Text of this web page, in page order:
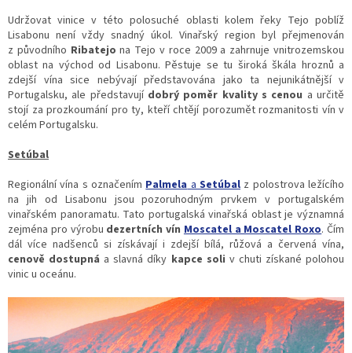
Udržovat vinice v této polosuché oblasti kolem řeky Tejo poblíž
Lisabonu není vždy snadný úkol. Vinařský region byl přejmenován
z původního Ribatejo na Tejo v roce 2009 a zahrnuje vnitrozemskou
oblast na východ od Lisabonu. Pěstuje se tu široká škála hroznů a
zdejší vína sice nebývají představována jako ta nejunikátnější v
Portugalsku, ale představují dobrý poměr kvality s cenou a určitě
stojí za prozkoumání pro ty, kteří chtějí porozumět rozmanitosti vín v
celém Portugalsku.
Setúbal
Regionální vína s označenímPalmelaaSetúbal z polostrova ležícího
na jih od Lisabonu jsou pozoruhodným prvkem v portugalském
vinařském panoramatu. Tato portugalská vinařská oblast je významná
zejména pro výrobu dezertních vín Moscatel a Moscatel Roxo. Čím
dál více nadšenců si získávají i zdejší bílá, růžová a červená vína,
cenově dostupná a slavná díky kapce soli v chuti získané polohou
vinic u oceánu.